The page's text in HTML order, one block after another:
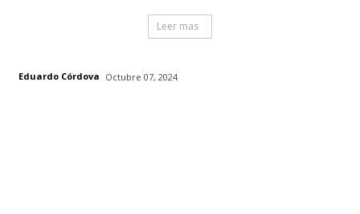
Leer mas
Eduardo Córdova Octubre 07, 2024